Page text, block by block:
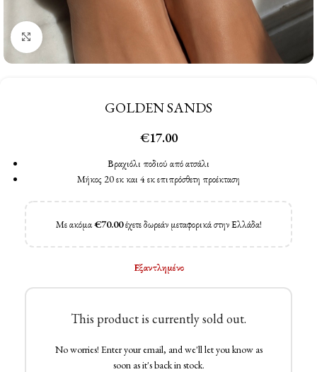
Click to enlarge
GOLDEN SANDS
€17.00
Βραχιόλι ποδιού από ατσάλι
Μήκος 20 εκ και 4 εκ επιπρόσθετη προέκταση
Με ακόμα€70.00έχετε δωρεάν μεταφορικά στην Ελλάδα!
Εξαντλημένο
This product is currently sold out.
No worries! Enter your email, and we'll let you know as
soon as it's back in stock.